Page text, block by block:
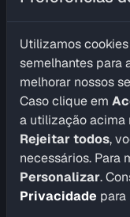
Conselho
Conselho
Conselho
Utilizamos
semelhantes para
melhorar nossos
Caso clique em
a utilização acima
Rejeitar todos,
necessários. Para
Personalizar.
Privacidade para